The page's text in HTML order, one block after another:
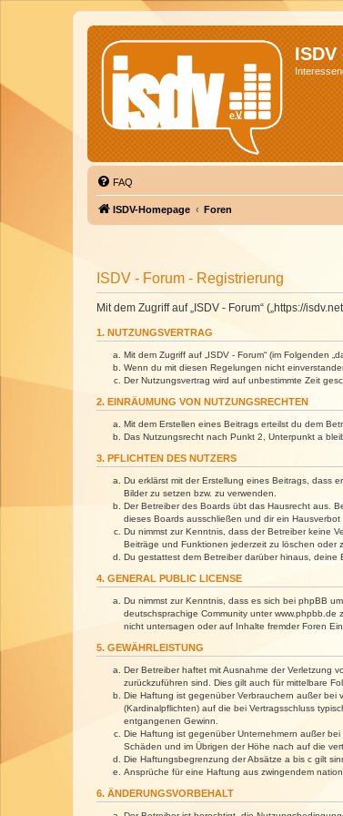
FAQ
ISDV-Homepage Foren
ISDV - Forum - Registrierung
Mit dem Zugriff auf „ISDV - Forum“ („https://
1. NUTZUNGSVERTRAG
Mit dem Zugriff auf „ISDV - Forum“ (im Folgenden
Wenn du mit diesen Regelungen nicht
Der Nutzungsvertrag wird auf unbestimmte Zeit
2. EINRÄUMUNG VON NUTZUNGSRECHTEN
Mit dem Erstellen eines Beitrags erteilst du dem
Das Nutzungsrecht nach Punkt 2, Unterpunkt a
3. PFLICHTEN DES NUTZERS
Du erklärst mit der Erstellung eines Beitrags, dass
Bilder zu setzen bzw. zu verwenden.
Der Betreiber des Boards übt das Hausrecht aus.
dieses Boards ausschließen und dir ein Hausverbot
Du nimmst zur Kenntnis, dass der Betreiber keine
Beiträge und Funktionen jederzeit zu löschen oder
Du gestattest dem Betreiber darüber hinaus,
4. GENERAL PUBLIC LICENSE
Du nimmst zur Kenntnis, dass es sich bei phpBB um
deutschsprachige Community unter
nicht untersagen oder auf Inhalte fremder Foren
5. GEWÄHRLEISTUNG
Der Betreiber haftet mit Ausnahme der Verletzung
zurückzuführen sind. Dies gilt auch für mittelbare
Die Haftung ist gegenüber Verbrauchern außer bei
(Kardinalpflichten) auf die bei Vertragsschluss
entgangenen Gewinn.
Die Haftung ist gegenüber Unternehmern außer
Schäden und im Übrigen der Höhe nach auf die
Die Haftungsbegrenzung der Absätze a bis c gilt
Ansprüche für eine Haftung aus zwingendem
6. ÄNDERUNGSVORBEHALT